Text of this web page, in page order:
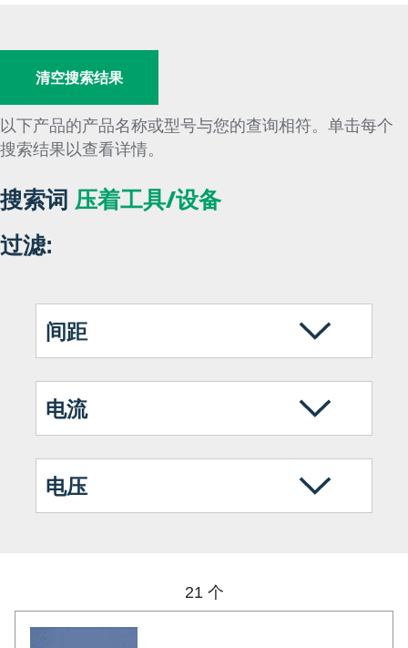
清空搜索结果
以下产品的产品名称或型号与您的查询相符。单击每个
搜索结果以查看详情。
搜索词 压着工具/设备
过滤:
间距
电流
电压
21 个